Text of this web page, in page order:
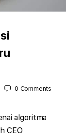
0 Comments
algoritma
CEO